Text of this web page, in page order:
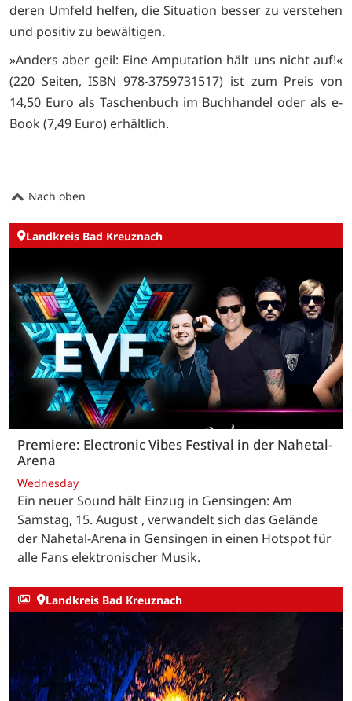
deren Umfeld helfen, die Situation besser zu verstehen
und positiv zu bewältigen.
»Anders aber geil: Eine Amputation hält uns nicht auf!«
(220 Seiten, ISBN 978-3759731517) ist zum Preis von
14,50 Euro als Taschenbuch im Buchhandel oder als e-
Book (7,49 Euro) erhältlich.
Nach oben
Landkreis Bad Kreuznach
Premiere: Electronic Vibes Festival in der Nahetal-
Arena
Wednesday
Ein neuer Sound hält Einzug in Gensingen: Am
Samstag, 15. August , verwandelt sich das Gelände
der Nahetal-Arena in Gensingen in einen Hotspot für
alle Fans elektronischer Musik.
Landkreis Bad Kreuznach